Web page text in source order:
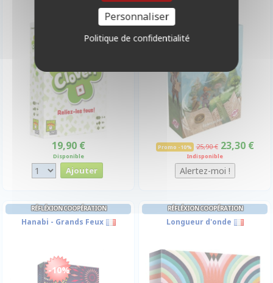
19,90 €
Disponible
-10%
Promo -10% 25,90 € 23,30 €
Indisponible
RÉFLÉXION COOPÉRATION
Hanabi - Grands Feux
-10%
RÉFLÉXION COOPÉRATION
Longueur d'onde
Personnaliser
Politique de confidentialité